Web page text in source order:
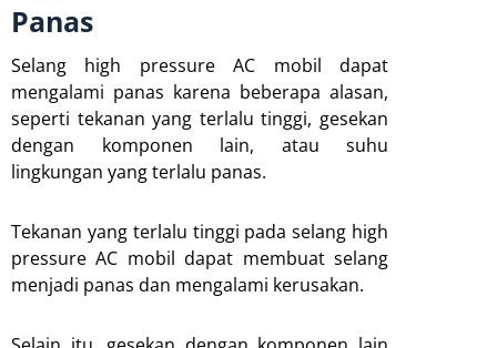
Panas
Selang high pressure AC mobil dapat
mengalami panas karena beberapa alasan,
seperti tekanan yang terlalu tinggi, gesekan
dengan komponen lain, atau suhu
lingkungan yang terlalu panas.
Tekanan yang terlalu tinggi pada selang high
pressure AC mobil dapat membuat selang
menjadi panas dan mengalami kerusakan.